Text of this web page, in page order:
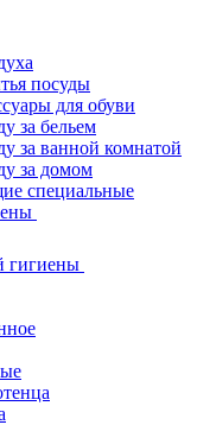
посуды
для обуви
за бельем
за ванной комнатой
за домом
специальные
гигиены